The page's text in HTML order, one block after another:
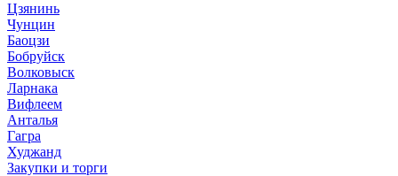
Цзянинь
Чунцин
Баоцзи
Бобруйск
Волковыск
Ларнака
Вифлеем
Анталья
Гагра
Худжанд
Закупки и торги